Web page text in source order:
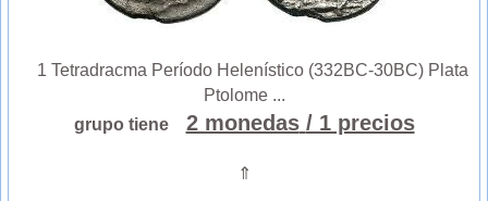
1 Tetradracma Período Helenístico (332BC-30BC) Plata
Ptolome ...
grupo tiene
2 monedas / 1 precios
⇑